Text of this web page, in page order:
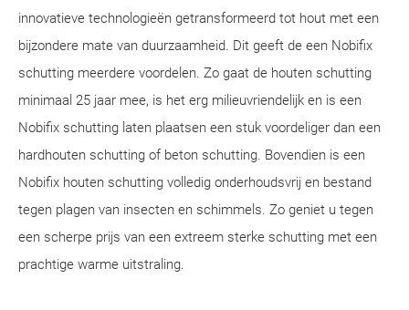
innovatieve technologieën getransformeerd tot hout met een
bijzondere mate van duurzaamheid. Dit geeft de een Nobifix
schutting meerdere voordelen. Zo gaat de houten schutting
minimaal 25 jaar mee, is het erg milieuvriendelijk en is een
Nobifix schutting laten plaatsen een stuk voordeliger dan een
hardhouten schutting of beton schutting. Bovendien is een
Nobifix houten schutting volledig onderhoudsvrij en bestand
tegen plagen van insecten en schimmels. Zo geniet u tegen
een scherpe prijs van een extreem sterke schutting met een
prachtige warme uitstraling.